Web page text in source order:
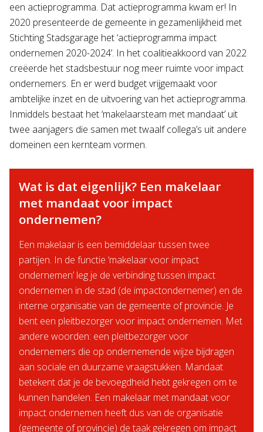
een actieprogramma. Dat actieprogramma kwam er! In
2020 presenteerde de gemeente in gezamenlijkheid met
Stichting Stadsgarage het ‘actieprogramma impact
ondernemen 2020-2024’. In het coalitieakkoord van 2022
creëerde het stadsbestuur nog meer ruimte voor impact
ondernemers. En er werd budget vrijgemaakt voor
ambtelijke inzet en de uitvoering van het actieprogramma.
Inmiddels bestaat het ‘makelaarsteam met mandaat’ uit
twee aanjagers die samen met twaalf collega’s uit andere
domeinen een kernteam vormen.
Wat is dat eigenlijk? Een makelaar
met mandaat voor impact
ondernemen?
Een makelaar is een bemiddelaar tussen twee
partijen. In de functie ‘makelaar voor impact
ondernemen’ leg je de verbinding tussen impact
ondernemen in de stad (de impactondernemer) en de
interne organisatie van de gemeente of provincie. Je
bent een pleitbezorger voor impact ondernemen. Met
andere woorden: een pleitbezorger voor
ondernemers die op ondernemende wijze bijdragen
aan sociale en duurzame vraagstukken. Mandaat
betekent dat je de bevoegdheid hebt gekregen om te
kunnen handelen. Een makelaar met mandaat voor
impact ondernemen heeft dus van de organisatie
(gemeente of provincie) de taak gekregen om impact